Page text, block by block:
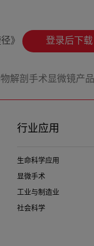
》 登录后下载
解剖手术显微镜产品
行业应用
生命科学应用
显微手术
工业与制造业
社会科学